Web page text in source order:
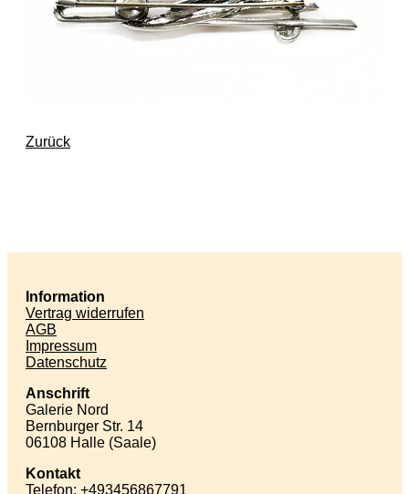
Zurück
Information
Vertrag widerrufen
AGB
Impressum
Datenschutz
Anschrift
Galerie Nord
Bernburger Str. 14
06108 Halle (Saale)
Kontakt
Telefon: +493456867791